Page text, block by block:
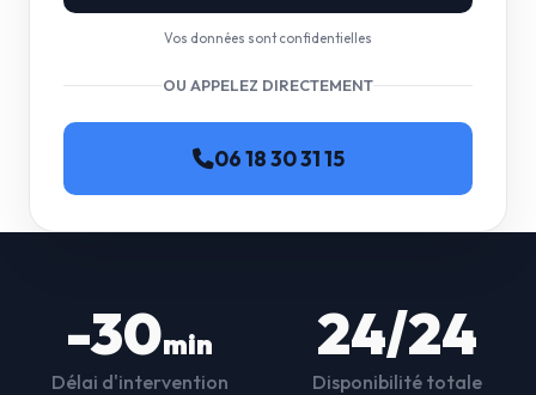
Vos données sont confidentielles
OU APPELEZ DIRECTEMENT
06 18 30 31 15
-30min
Délai d'intervention
24/24
Disponibilité totale